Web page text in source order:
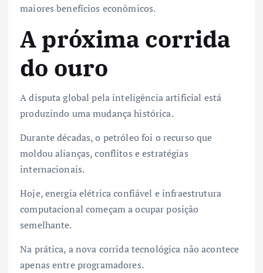
maiores benefícios econômicos.
A próxima corrida
do ouro
A disputa global pela inteligência artificial está
produzindo uma mudança histórica.
Durante décadas, o petróleo foi o recurso que
moldou alianças, conflitos e estratégias
internacionais.
Hoje, energia elétrica confiável e infraestrutura
computacional começam a ocupar posição
semelhante.
Na prática, a nova corrida tecnológica não acontece
apenas entre programadores.